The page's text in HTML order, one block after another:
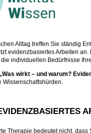
Alltag treffen Sie ständig
evidenzbasiertes Arbeiten
die individuellen Bedürfnisse
wirkt – und warum?
Wissenschaftshürden.
Therapie bedeutet nicht,